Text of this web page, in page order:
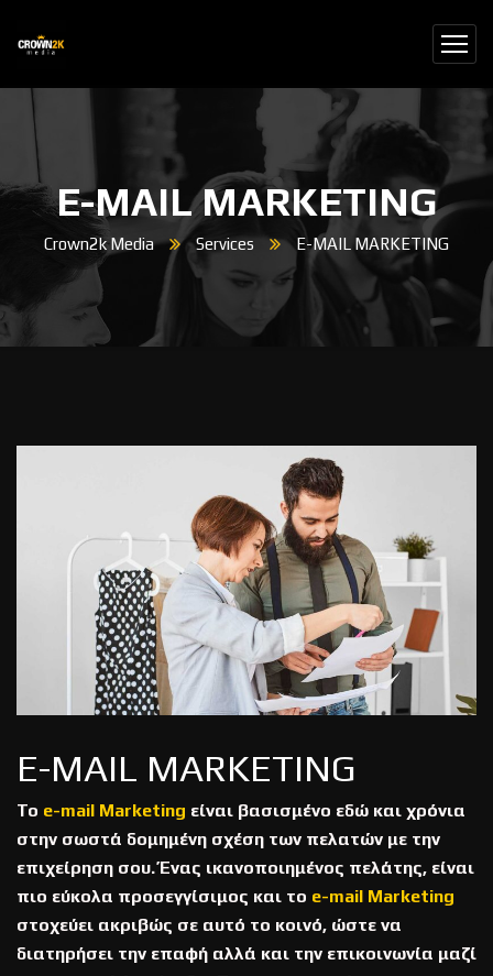
E-MAIL MARKETING
Crown2k Media Services E-MAIL MARKETING
E-MAIL MARKETING
Το e-mail Marketing είναι βασισμένο εδώ και χρόνια
στην σωστά δομημένη σχέση των πελατών με την
επιχείρηση σου. Ένας ικανοποιημένος πελάτης, είναι
πιο εύκολα προσεγγίσιμος και το e-mail Marketing
στοχεύει ακριβώς σε αυτό το κοινό, ώστε να
διατηρήσει την επαφή αλλά και την επικοινωνία μαζί